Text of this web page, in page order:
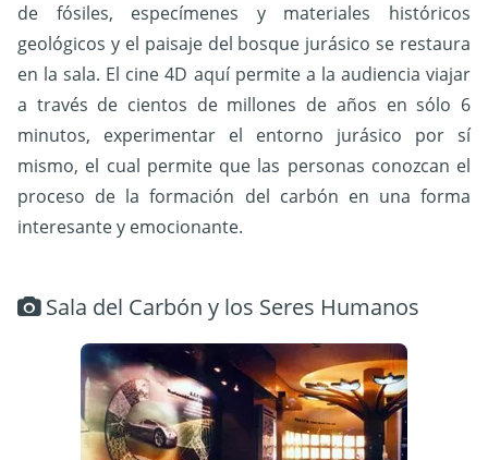
de fósiles, especímenes y materiales históricos
geológicos y el paisaje del bosque jurásico se restaura
en la sala. El cine 4D aquí permite a la audiencia viajar
a través de cientos de millones de años en sólo 6
minutos, experimentar el entorno jurásico por sí
mismo, el cual permite que las personas conozcan el
proceso de la formación del carbón en una forma
interesante y emocionante.
Sala del Carbón y los Seres Humanos